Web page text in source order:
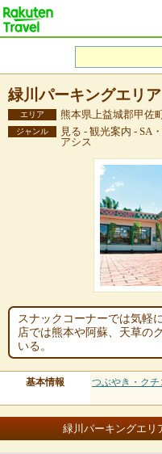
緑川パーキングエリア
エリア 熊本県上益城郡甲佐
ジャンル
見る - 観光案内 - SA
アシス
スナックコーナーでは気軽
店では熊本や阿蘇、天草の
いる。
基本情報 つぶやき・クチ
緑川パーキングエリ